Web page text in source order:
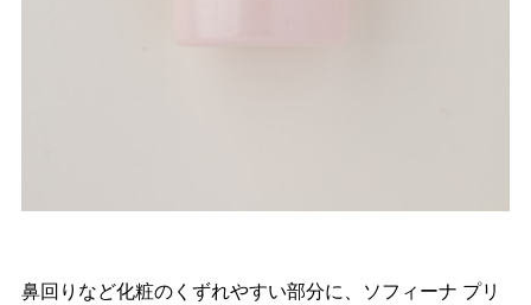
鼻回りなど化粧のくずれやすい部分に、ソフィーナ プリ